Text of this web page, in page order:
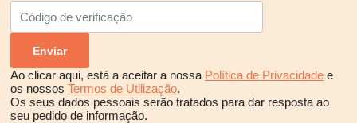
Ao clicar aqui, está a aceitar a nossa Política de Privacidade e
os nossos Termos de Utilização.
Os seus dados pessoais serão tratados para dar resposta ao
seu pedido de informação.